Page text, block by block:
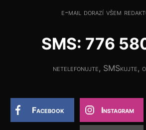
e-mail dorazí všem
SMS: 776
netelefonujte, SMSkujte,
Facebook Instagram